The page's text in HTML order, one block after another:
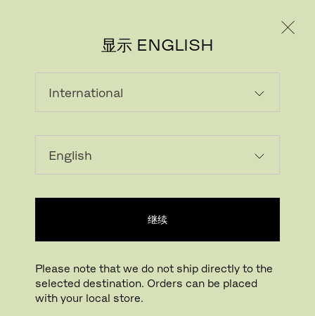
显示 ENGLISH
继续
Please note that we do not ship directly to the
selected destination. Orders can be placed
with your local store.
CHINA CHAIR™